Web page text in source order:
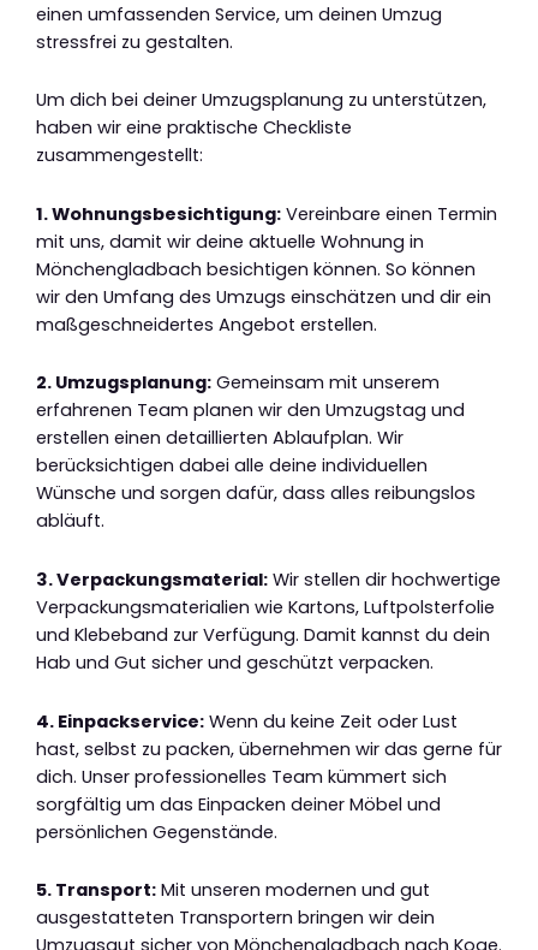
einen umfassenden Service, um deinen Umzug
stressfrei zu gestalten.
Um dich bei deiner Umzugsplanung zu unterstützen,
haben wir eine praktische Checkliste
zusammengestellt:
1. Wohnungsbesichtigung: Vereinbare einen Termin
mit uns, damit wir deine aktuelle Wohnung in
Mönchengladbach besichtigen können. So können
wir den Umfang des Umzugs einschätzen und dir ein
maßgeschneidertes Angebot erstellen.
2. Umzugsplanung: Gemeinsam mit unserem
erfahrenen Team planen wir den Umzugstag und
erstellen einen detaillierten Ablaufplan. Wir
berücksichtigen dabei alle deine individuellen
Wünsche und sorgen dafür, dass alles reibungslos
abläuft.
3. Verpackungsmaterial: Wir stellen dir hochwertige
Verpackungsmaterialien wie Kartons, Luftpolsterfolie
und Klebeband zur Verfügung. Damit kannst du dein
Hab und Gut sicher und geschützt verpacken.
4. Einpackservice: Wenn du keine Zeit oder Lust
hast, selbst zu packen, übernehmen wir das gerne für
dich. Unser professionelles Team kümmert sich
sorgfältig um das Einpacken deiner Möbel und
persönlichen Gegenstände.
5. Transport: Mit unseren modernen und gut
ausgestatteten Transportern bringen wir dein